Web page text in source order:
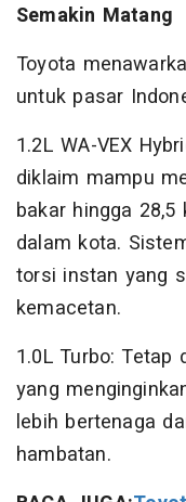
Semakin Matang
Toyota
untuk pasar
1.2L WA-VEX
diklaim mampu
bakar hingga
dalam kota.
torsi instan yang
kemacetan.
1.0L Turbo: Tetap
yang
lebih bertenaga
hambatan.